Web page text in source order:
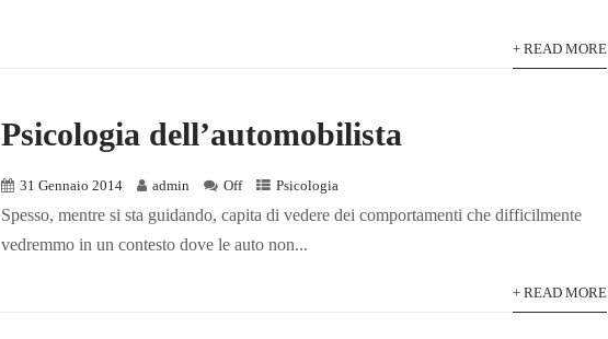
+ READ MORE
Psicologia dell’automobilista
31 Gennaio 2014 admin Off Psicologia
Spesso, mentre si sta guidando, capita di vedere dei comportamenti che difficilmente
vedremmo in un contesto dove le auto non...
+ READ MORE